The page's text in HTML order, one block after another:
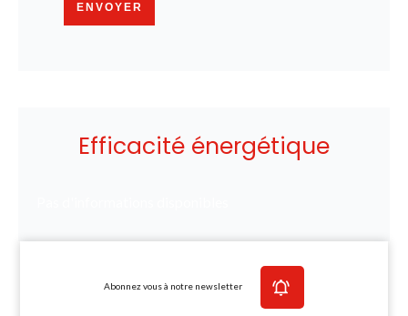
ENVOYER
Efficacité énergétique
Abonnez vous à notre newsletter